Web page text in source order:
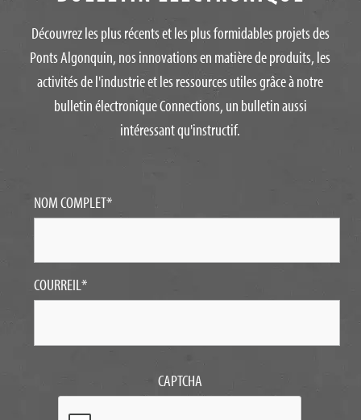
Découvrez les plus récents et les plus formidables projets des
Ponts Algonquin, nos innovations en matière de produits, les
activités de l'industrie et les ressources utiles grâce à notre
bulletin électronique Connections, un bulletin aussi
intéressant qu'instructif.
NOM COMPLET*
COURREIL*
CAPTCHA